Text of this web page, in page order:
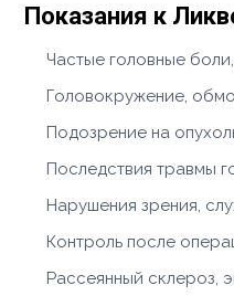
Показания к
Частые головные
Головокружение,
Подозрение на
Последствия травмы
Нарушения зрения,
Контроль после
Рассеянный склероз,